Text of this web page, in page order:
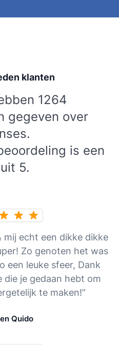
klanten
1264
gegeven over
is een
5.
mij echt een dikke dikke
Zo genoten het was
een leuke sfeer, Dank
je gedaan hebt om
te maken!”
Quido